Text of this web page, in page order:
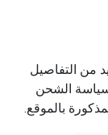
من التفاصيل
الشحن
بالموقع.